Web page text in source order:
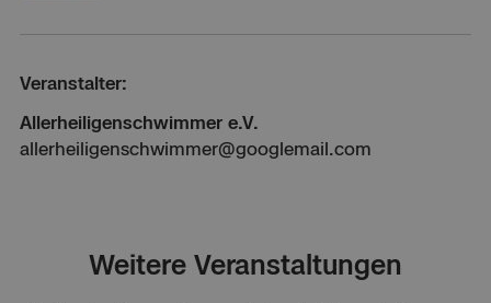
Veranstalter:
Allerheiligenschwimmer e.V.
allerheiligenschwimmer@googlemail.com
Weitere Veranstaltungen